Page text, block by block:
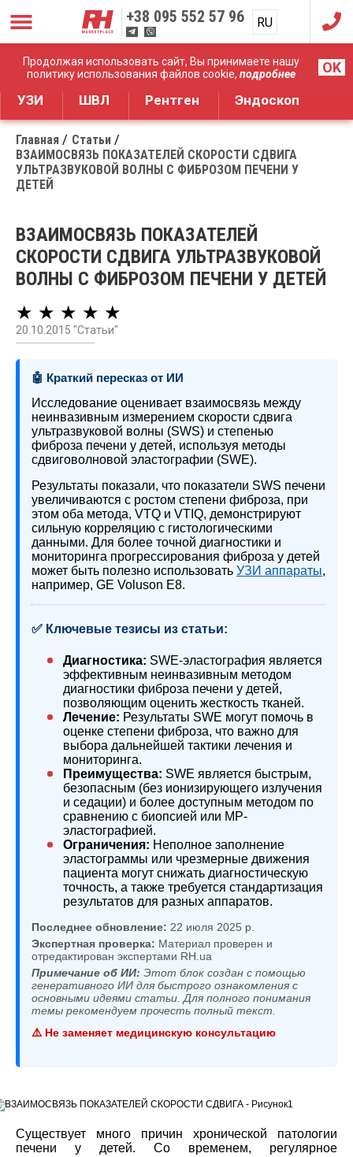
Продолжая использовать сайт, Вы принимаете нашу
политику использования файлов cookie, подробнее OK
+38 095 552 57 96 RU
UA
Дистрибуция медицинского оборудования
УЗИ ШВЛ Рентген Эндоскоп
Главная
Статьи
ВЗАИМОСВЯЗЬ ПОКАЗАТЕЛЕЙ СКОРОСТИ СДВИГА
УЛЬТРАЗВУКОВОЙ ВОЛНЫ С ФИБРОЗОМ ПЕЧЕНИ У
ДЕТЕЙ
ВЗАИМОСВЯЗЬ ПОКАЗАТЕЛЕЙ
СКОРОСТИ СДВИГА УЛЬТРАЗВУКОВОЙ
ВОЛНЫ С ФИБРОЗОМ ПЕЧЕНИ У ДЕТЕЙ
★ ★ ★ ★ ★
20.10.2015 "Статьи"
🤖 Краткий пересказ от ИИ
Исследование оценивает взаимосвязь между
неинвазивным измерением скорости сдвига
ультразвуковой волны (SWS) и степенью
фиброза печени у детей, используя методы
сдвиговолновой эластографии (SWE).
Результаты показали, что показатели SWS печени
увеличиваются с ростом степени фиброза, при
этом оба метода, VTQ и VTIQ, демонстрируют
сильную корреляцию с гистологическими
данными. Для более точной диагностики и
мониторинга прогрессирования фиброза у детей
может быть полезно использовать УЗИ аппараты,
например, GE Voluson E8.
✅ Ключевые тезисы из статьи:
Диагностика: SWE-эластография является
эффективным неинвазивным методом
диагностики фиброза печени у детей,
позволяющим оценить жесткость тканей.
Лечение: Результаты SWE могут помочь в
оценке степени фиброза, что важно для
выбора дальнейшей тактики лечения и
мониторинга.
Преимущества: SWE является быстрым,
безопасным (без ионизирующего излучения
и седации) и более доступным методом по
сравнению с биопсией или МР-
эластографией.
Ограничения: Неполное заполнение
эластограммы или чрезмерные движения
пациента могут снижать диагностическую
точность, а также требуется стандартизация
результатов для разных аппаратов.
Последнее обновление: 22 июля 2025 р.
Экспертная проверка: Материал проверен и
отредактирован экспертами RH.ua
Примечание об ИИ: Этот блок создан с помощью
генеративного ИИ для быстрого ознакомления с
основными идеями статьи. Для полного понимания
темы рекомендуем прочесть полный текст.
⚠️ Не заменяет медицинскую консультацию
Существует много причин хронической патологии
печени у детей. Со временем, регулярное